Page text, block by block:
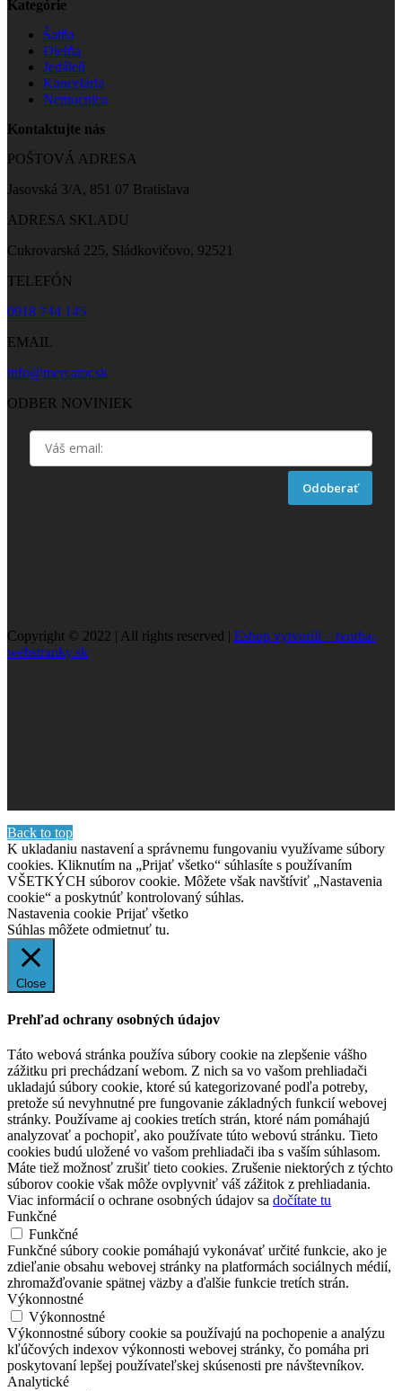
Kategórie
Šatňa
Dielňa
Jedáleň
Kancelária
Nemocnica
Kontaktujte nás
POŠTOVÁ ADRESA
Jasovská 3/A, 851 07 Bratislava
ADRESA SKLADU
Cukrovarská 225, Sládkovičovo, 92521
TELEFÓN
0918 744 145
EMAIL
info@mercator.sk
ODBER NOVINIEK
Odoberať
Copyright © 2022 | All rights reserved | Eshop vytvorili – tvorba-
webstranky.sk
Back to top
K ukladaniu nastavení a správnemu fungovaniu využívame súbory
cookies. Kliknutím na „Prijať všetko“ súhlasíte s používaním
VŠETKÝCH súborov cookie. Môžete však navštíviť „Nastavenia
cookie“ a poskytnúť kontrolovaný súhlas.
Nastavenia cookie Prijať všetko
Súhlas môžete odmietnuť tu.
Close
Prehľad ochrany osobných údajov
Táto webová stránka používa súbory cookie na zlepšenie vášho
zážitku pri prechádzaní webom. Z nich sa vo vašom prehliadači
ukladajú súbory cookie, ktoré sú kategorizované podľa potreby,
pretože sú nevyhnutné pre fungovanie základných funkcií webovej
stránky. Používame aj cookies tretích strán, ktoré nám pomáhajú
analyzovať a pochopiť, ako používate túto webovú stránku. Tieto
cookies budú uložené vo vašom prehliadači iba s vaším súhlasom.
Máte tiež možnosť zrušiť tieto cookies. Zrušenie niektorých z týchto
súborov cookie však môže ovplyvniť váš zážitok z prehliadania.
Viac informácií o ochrane osobných údajov sa dočítate tu
Funkčné
Funkčné
Funkčné súbory cookie pomáhajú vykonávať určité funkcie, ako je
zdieľanie obsahu webovej stránky na platformách sociálnych médií,
zhromažďovanie spätnej väzby a ďalšie funkcie tretích strán.
Výkonnostné
Výkonnostné
Výkonnostné súbory cookie sa používajú na pochopenie a analýzu
kľúčových indexov výkonnosti webovej stránky, čo pomáha pri
poskytovaní lepšej používateľskej skúsenosti pre návštevníkov.
Analytické